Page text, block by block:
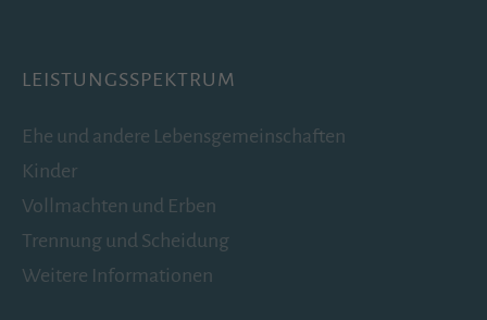
LEISTUNGSSPEKTRUM
Ehe und andere Lebensgemeinschaften
Kinder
Vollmachten und Erben
Trennung und Scheidung
Weitere Informationen